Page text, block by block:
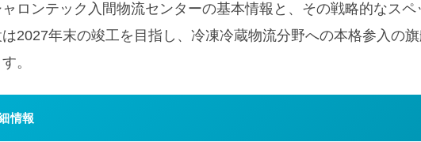
ロンテック入間物流センターの基本情報と、その戦略的なスペ
2027年末の竣工を目指し、冷凍冷蔵物流分野への本格参入の
。
情報